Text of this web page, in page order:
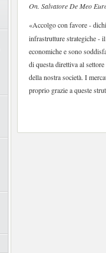
On. Salvatore De Meo
«Accolgo con favore -
infrastrutture strategiche -
economiche e sono
di questa direttiva al
della nostra società. I
proprio grazie a queste